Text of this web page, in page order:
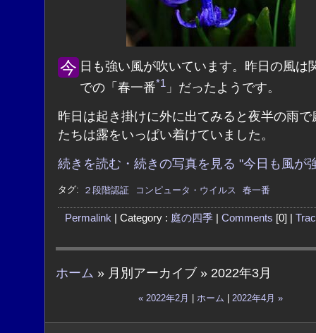
今日も強い風が吹いています。昨日の風は関東地方
での「春一番*1」だったようです。
昨日は起き掛けに外に出てみると夜半の雨で
たちは露をいっぱい着けていました。
続きを読む・続きの写真を見る "今日も風が
タグ: ２段階認証 コンピュータ・ウイルス 春一番
Permalink | Category : 庭の四季 Comments
ホーム » 月別アーカイブ » 2022年3月
« 2022年2月 ホーム 2022年4月 »